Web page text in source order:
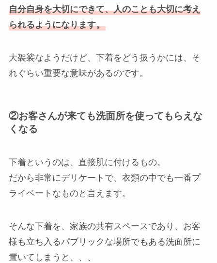
自分自身を大切にできて、人のことも大切に考え
られるようになります。
大袈裟なようだけど、下着をどう扱うかには、そ
れぐらい重要な意味があるのです。
②お客さんが来ても洗面所を使ってもらえな
くなる
下着というのは、直接肌に付けるもの。
だから非常にデリケートで、衣類の中でも一番プ
ライベートなものと言えます。
そんな下着を、家族の共有スペースであり、お客
様も立ち入るパブリックな場所でもある洗面所に
置いてしまうと、、、